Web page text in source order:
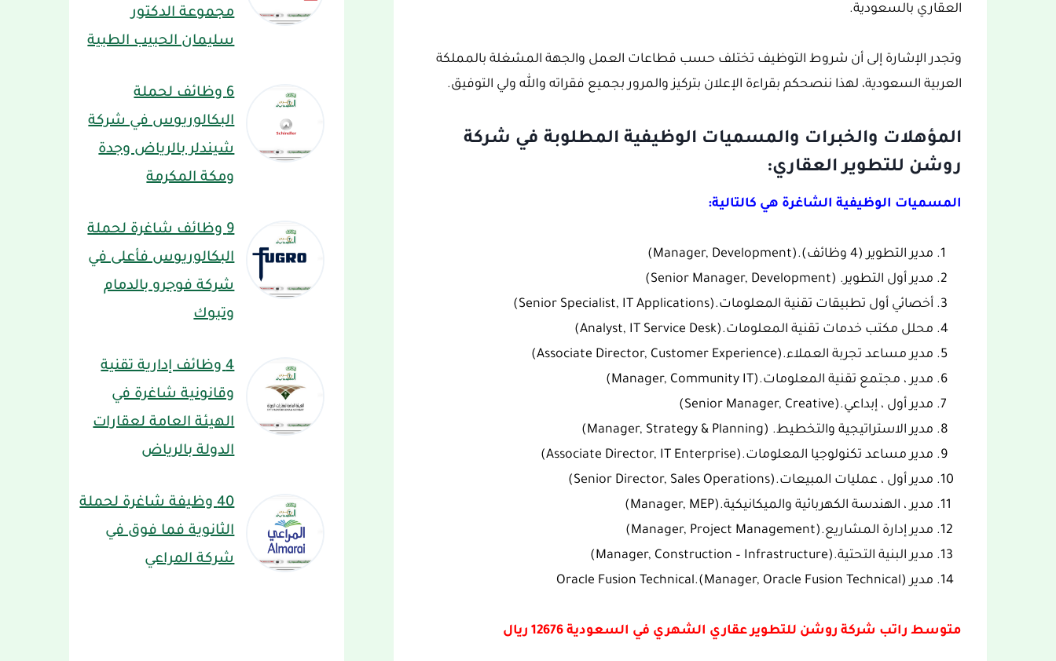
العقاري بالسعودية.
وتجدر الإشارة إلى أن شروط التوظيف تختلف حسب قطاعات العمل والجهة المشغلة بالمملكة
العربية السعودية، لهذا ننصحكم بقراءة الإعلان بتركيز والمرور بجميع فقراته والله ولي التوفيق.
المؤهلات والخبرات والمسميات الوظيفية المطلوبة في شركة
روشن للتطوير العقاري:
المسميات الوظيفية الشاغرة هي كالتالية:
مدير التطوير (4 وظائف).(Manager, Development)
مدير أول التطوير. (Senior Manager, Development)
أخصائي أول تطبيقات تقنية المعلومات.(Senior Specialist, IT Applications)
محلل مكتب خدمات تقنية المعلومات.(Analyst, IT Service Desk)
مدير مساعد تجربة العملاء.(Associate Director, Customer Experience)
مدير ، مجتمع تقنية المعلومات.(Manager, Community IT)
مدير أول ، إبداعي.(Senior Manager, Creative)
مدير الاستراتيجية والتخطيط. (Manager, Strategy & Planning)
مدير مساعد تكنولوجيا المعلومات.(Associate Director, IT Enterprise)
مدير أول ، عمليات المبيعات.(Senior Director, Sales Operations)
مدير ، الهندسة الكهربائية والميكانيكية.(Manager, MEP)
مدير إدارة المشاريع.(Manager, Project Management)
مدير البنية التحتية.(Manager, Construction – Infrastructure)
مدير Oracle Fusion Technical.(Manager, Oracle Fusion Technical)
متوسط راتب شركة روشن للتطوير عقاري الشهري في السعودية 12676 ريال
مجموعة الدكتور
سليمان الحبيب الطبية
6 وظائف لحملة
البكالوريوس في شركة
شيندلر بالرياض وجدة
ومكة المكرمة
9 وظائف شاغرة لحملة
البكالوريوس فأعلى في
شركة فوجرو بالدمام
وتبوك
4 وظائف إدارية تقنية
وقانونية شاغرة في
الهيئة العامة لعقارات
الدولة بالرياض
40 وظيفة شاغرة لحملة
الثانوية فما فوق في
شركة المراعي